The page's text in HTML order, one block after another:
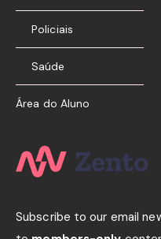
Policiais
Saúde
Área do Aluno
Subscribe to our email